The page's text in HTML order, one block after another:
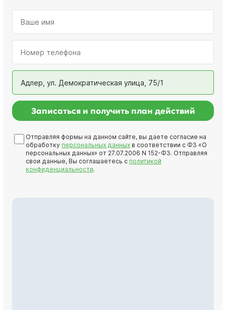
Адлер, ул. Демократическая улица, 75/1
Записаться и получить план действий
Отправляя формы на данном сайте, вы даете согласие на
обработку персональных данных в соответствии с ФЗ «О
персональных данных» от 27.07.2006 N 152-ФЗ. Отправляя
свои данные, Вы соглашаетесь с политикой
конфиденциальности.